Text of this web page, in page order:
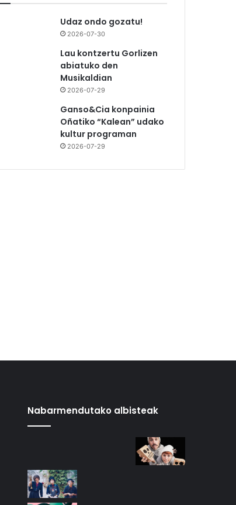
Udaz ondo gozatu!
2026-07-30
Lau kontzertu Gorlizen
abiatuko den
Musikaldian
2026-07-29
Ganso&Cia konpainia
Oñatiko “Kalean” udako
kultur programan
2026-07-29
Nabarmendutako albisteak